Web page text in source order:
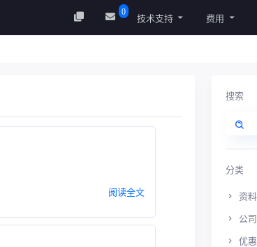
0
技术支持 费用
阅读全文
搜索
分类
资
公
优